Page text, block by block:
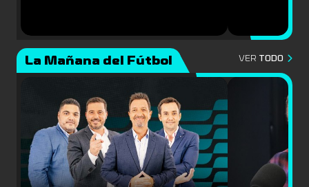
La Mañana del Fútbol VER TODO